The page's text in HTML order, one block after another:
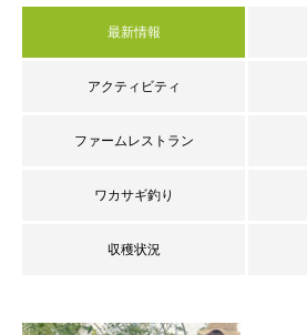
最新情報
アクティビティ
ファームレストラン
ワカサギ釣り
収穫状況